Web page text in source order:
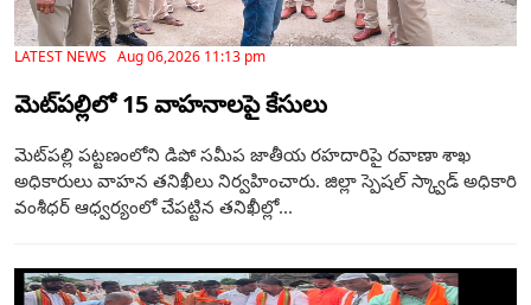
LATEST NEWS Aug 06,2026 11:13 pm
మెట్‌పల్లిలో 15 వాహనాలపై కేసులు
మెట్‌పల్లి పట్టణంలోని డిపో సమీప జాతీయ రహదారిపై రవాణా శాఖ
అధికారులు వాహన తనిఖీలు నిర్వహించారు. జిల్లా స్పెషల్ స్క్వాడ్ అధికారి
వంశీధర్ ఆధ్వర్యంలో చేపట్టిన తనిఖీల్లో...